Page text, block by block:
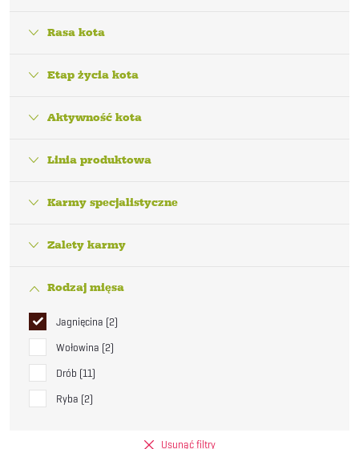
Rasa kota
Etap życia kota
Aktywność kota
Linia produktowa
Karmy specjalistyczne
Zalety karmy
Rodzaj mięsa
Jagnięcina 2
Wołowina 2
Drób 11
Ryba 2
Usunąć filtry